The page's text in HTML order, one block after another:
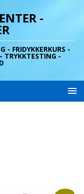
-
- FRIDYKKERKURS -
TRYKKTESTING -